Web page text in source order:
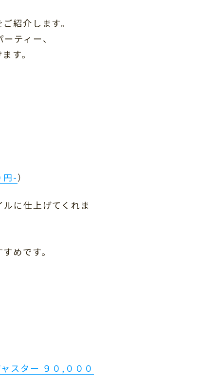
紹介します。
ティー、
す。
円-）
に仕上げてくれま
めです。
スター ９０,０００